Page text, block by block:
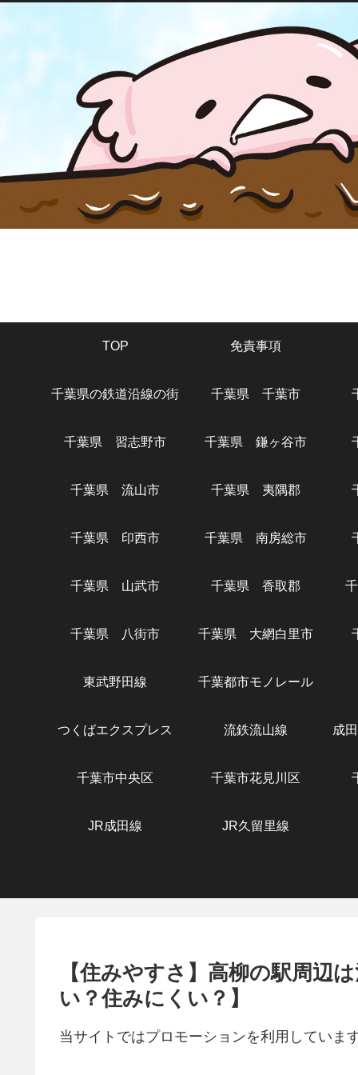
TOP 免責事項
千葉県の鉄道沿線の街 千葉県 千葉市
千葉県 習志野市 千葉県 鎌ヶ谷市
千葉県 流山市 千葉県 夷隅郡
千葉県 印西市 千葉県 南房総市
千葉県 山武市 千葉県 香取郡
千葉県 八街市 千葉県 大網白里市
東武野田線 千葉都市モノレール
つくばエクスプレス 流鉄流山線 成
千葉市中央区 千葉市花見川区
JR成田線 JR久留里線
【住みやすさ】高柳の駅周辺
い？住みにくい？】
当サイトではプロモーションを利用していま